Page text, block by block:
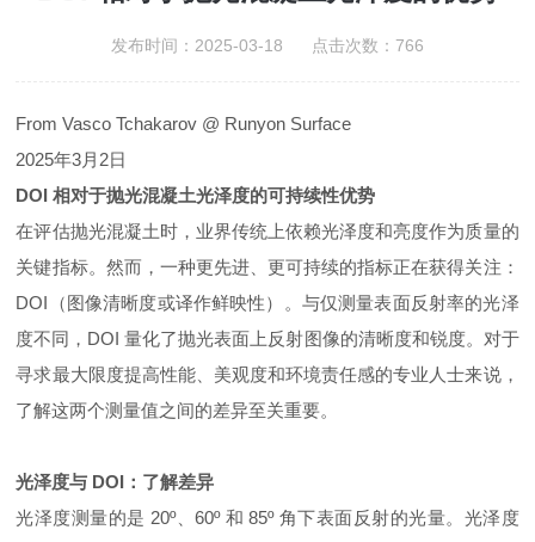
发布时间：2025-03-18 点击次数：766
From Vasco Tchakarov @ Runyon Surface
2025年3月2日
DOI相对于抛光混凝土光泽度的可持续性优势
在评估抛光混凝土时，业界传统上依赖光泽度和亮度作为质量的
关键指标。然而，一种更先进、更可持续的指标正在获得关注：
DOI（图像清晰度或译作鲜映性）。与仅测量表面反射率的光泽
度不同，DOI 量化了抛光表面上反射图像的清晰度和锐度。对于
寻求最大限度提高性能、美观度和环境责任感的专业人士来说，
了解这两个测量值之间的差异至关重要。
光泽度与 DOI ：了解差异
光泽度测量的是 20º、60º 和 85º 角下表面反射的光量。光泽度